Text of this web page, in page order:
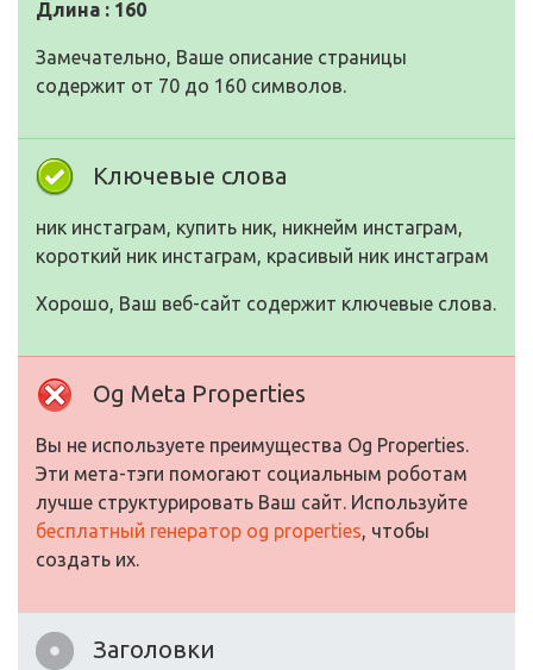
Длина : 160
Замечательно, Ваше описание страницы
содержит от 70 до 160 символов.
Ключевые слова
ник инстаграм, купить ник, никнейм инстаграм,
короткий ник инстаграм, красивый ник инстаграм
Хорошо, Ваш веб-сайт содержит ключевые слова.
Og Meta Properties
Вы не используете преимущества Og Properties.
Эти мета-тэги помогают социальным роботам
лучше структурировать Ваш сайт. Используйте
бесплатный генератор og properties, чтобы
создать их.
Заголовки